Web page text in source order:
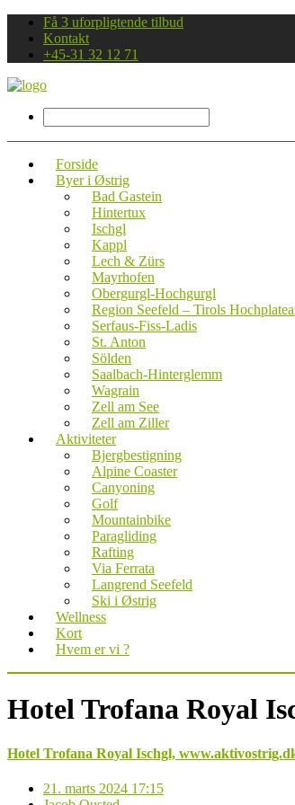
Få 3 uforpligtende tilbud
Kontakt
+45-31 32 12 71
Forside
Byer i Østrig
Bad Gastein
Hintertux
Ischgl
Kappl
Lech & Zürs
Mayrhofen
Obergurgl-Hochgurgl
Region Seefeld – Tirols
Serfaus-Fiss-Ladis
St. Anton
Sölden
Saalbach-Hinterglemm
Wagrain
Zell am See
Zell am Ziller
Aktiviteter
Bjergbestigning
Alpine Coaster
Canyoning
Golf
Mountainbike
Paragliding
Rafting
Via Ferrata
Langrend Seefeld
Ski i Østrig
Wellness
Kort
Hvem er vi ?
Hotel Trofana Royal
Hotel Trofana Royal Ischgl,
21. marts 2024 17:15